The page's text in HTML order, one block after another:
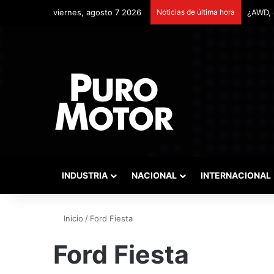
viernes, agosto 7 2026 Noticias de última hora
INDUSTRIA NACIONAL INTERNACIONAL
Inicio / Ford Fiesta
Ford Fiesta